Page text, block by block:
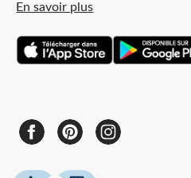
En savoir plus